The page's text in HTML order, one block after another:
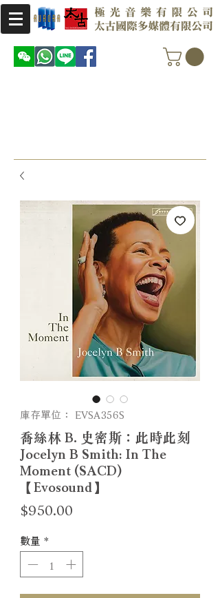
庫存單位： EVSA356S
喬絲林 B. 史密斯：此時此刻
Jocelyn B Smith: In The
Moment (SACD)
【Evosound】
$950.00
數量 *